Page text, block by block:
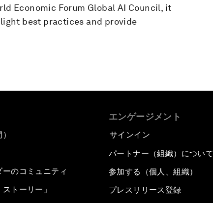
Economic Forum Global AI Council, it
best practices and provide
のコミュニティ
トーリー」
エンゲージメント
サインイン
パートナー（組織）について
参加する（個人、組織）
プレスリリース登録